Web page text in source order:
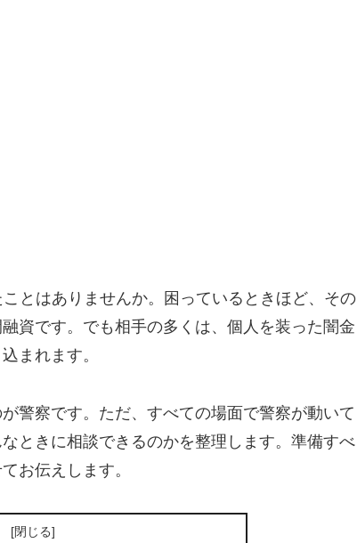
とはありませんか。困っているときほど、その
資です。でも相手の多くは、個人を装った闇金
まれます。
警察です。ただ、すべての場面で警察が動いて
ときに相談できるのかを整理します。準備すべ
お伝えします。